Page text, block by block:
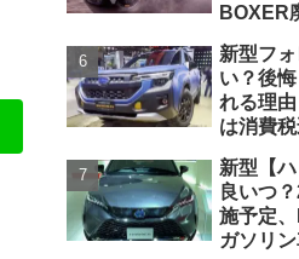
BOXER
ーボ採
新情報】
新型フ
い？後
れる理
は消費
19.1km/
月】ナ
ヤ・ウィ
売は？
新型【
良いつ
施予定、
ガソリ